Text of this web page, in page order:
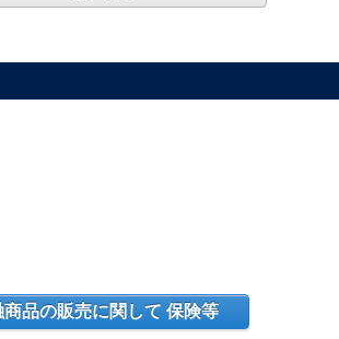
商品の販売に関して 保険等